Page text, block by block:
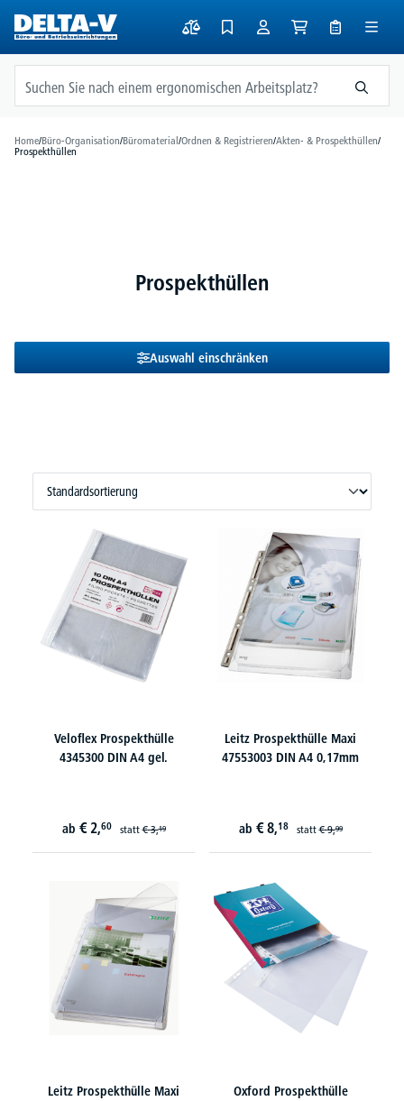
springen
Home/Büro-Organisation/Büromaterial/Ordnen & Registrieren/Akten- & Prospekthüllen/
Prospekthüllen
Prospekthüllen
Auswahl einschränken
Veloflex Prospekthülle
4345300 DIN A4 gel.
ab € 2,60 statt€ 3,19
Leitz Prospekthülle Maxi
47553003 DIN A4 0,17mm
ab € 8,18 statt€ 9,99
Leitz Prospekthülle Maxi
Oxford Prospekthülle